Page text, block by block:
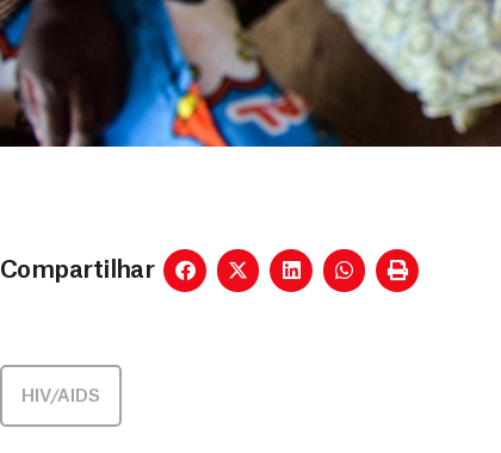
Compartilhar
HIV/AIDS